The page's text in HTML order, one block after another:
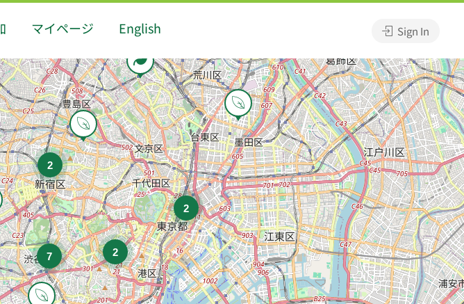
マイページ English Sign In
2
2
7
2